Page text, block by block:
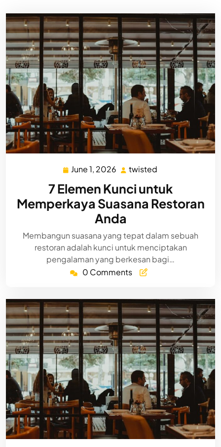
June 1, 2026 June
2026
twisted
7 Elemen Kunci untuk
Memperkaya Suasana Restoran
Anda
Membangun suasana yang tepat dalam sebuah
restoran adalah kunci untuk menciptakan
pengalaman yang berkesan bagi…
0 Comments